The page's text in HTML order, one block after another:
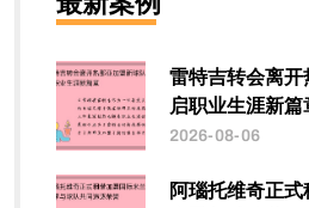
雷特吉转会离
启职业生涯新篇
2026-08-06
阿瑙托维奇正